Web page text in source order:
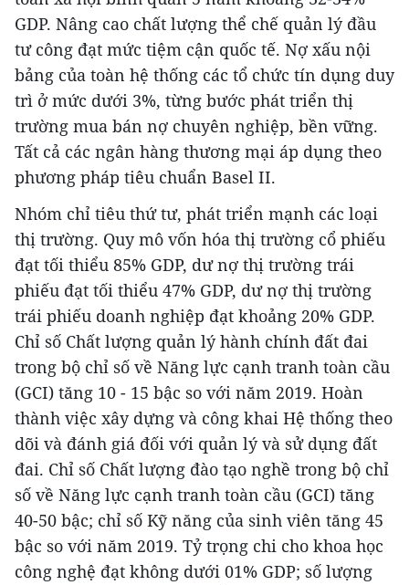
GDP. Nâng cao chất lượng thể chế quản lý đầu
tư công đạt mức tiệm cận quốc tế. Nợ xấu nội
bảng của toàn hệ thống các tổ chức tín dụng duy
trì ở mức dưới 3%, từng bước phát triển thị
trường mua bán nợ chuyên nghiệp, bền vững.
Tất cả các ngân hàng thương mại áp dụng theo
phương pháp tiêu chuẩn Basel II.
Nhóm chỉ tiêu thứ tư, phát triển mạnh các loại
thị trường. Quy mô vốn hóa thị trường cổ phiếu
đạt tối thiểu 85% GDP, dư nợ thị trường trái
phiếu đạt tối thiểu 47% GDP, dư nợ thị trường
trái phiếu doanh nghiệp đạt khoảng 20% GDP.
Chỉ số Chất lượng quản lý hành chính đất đai
trong bộ chỉ số về Năng lực cạnh tranh toàn cầu
(GCI) tăng 10 - 15 bậc so với năm 2019. Hoàn
thành việc xây dựng và công khai Hệ thống theo
dõi và đánh giá đối với quản lý và sử dụng đất
đai. Chỉ số Chất lượng đào tạo nghề trong bộ chỉ
số về Năng lực cạnh tranh toàn cầu (GCI) tăng
40-50 bậc; chỉ số Kỹ năng của sinh viên tăng 45
bậc so với năm 2019. Tỷ trọng chi cho khoa học
công nghệ đạt không dưới 01% GDP; số lượng